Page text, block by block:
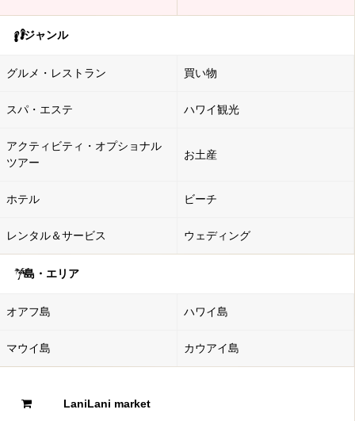
ジャンル
グルメ・レストラン 買い物
スパ・エステ ハワイ観光
アクティビティ・オプショナル
ツアー
お土産
ホテル ビーチ
レンタル＆サービス ウェディング
島・エリア
オアフ島 ハワイ島
マウイ島 カウアイ島
LaniLani market